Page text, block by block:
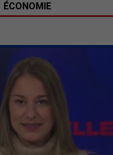
ÉCONOMIE